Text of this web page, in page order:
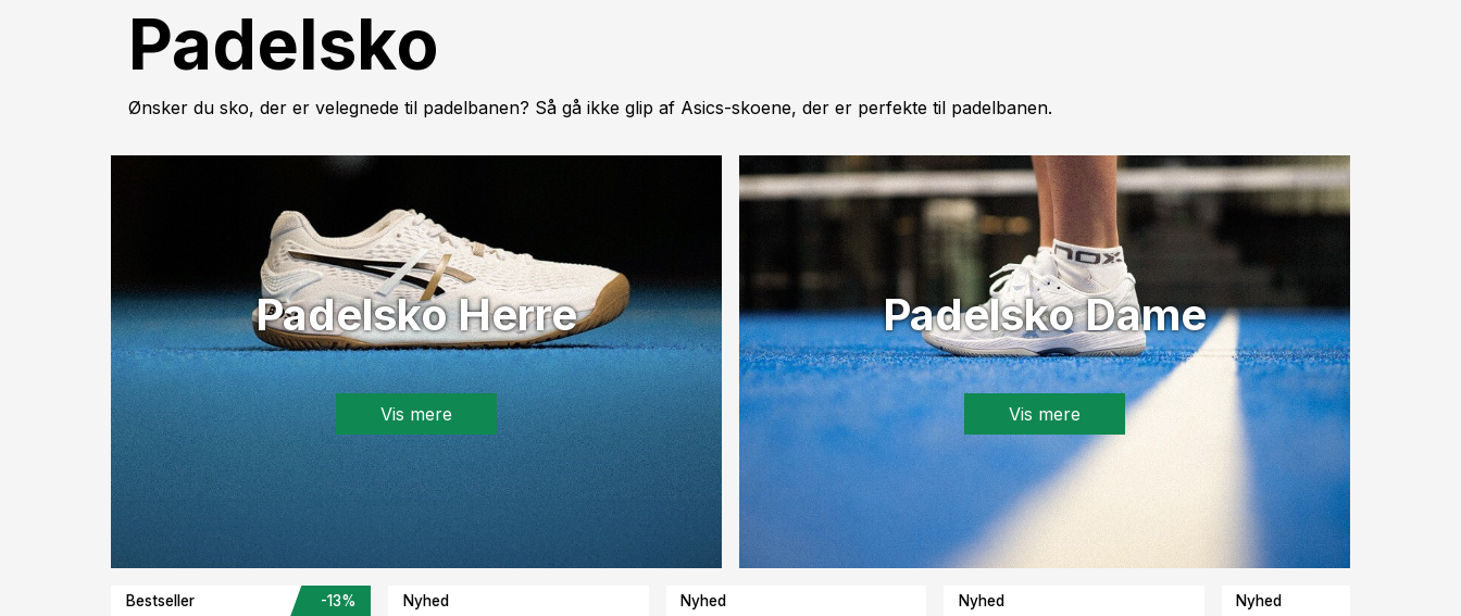
Padelsko
Ønsker du sko, der er velegnede til padelbanen? Så gå ikke glip af Asics-skoene, der er perfekte til padelbanen.
Padelsko Herre
Vis mere
Padelsko Dame
Vis mere
Bestseller -13% Nyhed Nyhed Nyhed Nyhed